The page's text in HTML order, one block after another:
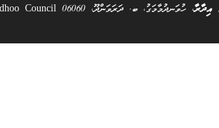
އިދާރާ، ހުވަނދުމާމަގު، ބ. ދަރަވަންދޫ، 06060 All Rights Reserved @ 2025 Dharavandhoo Council